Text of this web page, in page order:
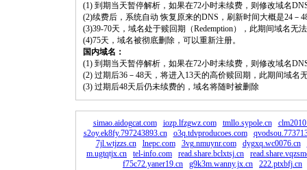
(1) 到期当天暂停解析，如果在72小时未续费，则修改域名
(2)续费后，系统自动 恢复原来的DNS，刷新时间大概是24－
(3)39-70天，域名处于赎回期（Redemption），此期间域名无
(4)75天，域名被彻底删除，可以重新注册。
国内域名：
(1) 到期当天暂停解析，如果在72小时未续费，则修改域名
(2) 过期后36－48天，将进入13天的高价赎回期，此期间域名
(3) 过期后48天后仍未续费的，域名将随时被删除
simao.aidogcat.com iozp.lfzgwz.com tmllo.sypole.cn
s2oy.ek8fy.797243893.cn
o3q.tdvproducoes.com
7jl.wtjzzs.cn
lnepc.com 3vg.nmuynr.com dygxq.wc0076.cn
m.ugtqtjx.cn
tel-info.com read.share.bclxtsj.cn
f75c72.yaner19.cn
g9k3m.wanny.jx.cn 222.ptxbfj.cn